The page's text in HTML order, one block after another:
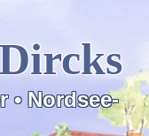
• Nordsee-